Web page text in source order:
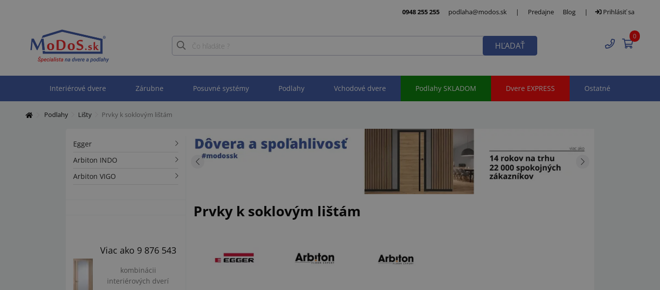
0948 255 255 podlaha@modos.sk | Predajne Blog | Prihlásiť sa
HĽADAŤ
0
Interiérové dvere Zárubne Posuvné systémy Podlahy Vchodové dvere Podlahy SKLADOM Dvere EXPRESS Ostatné
Podlahy Lišty Prvky k soklovým lištám
Egger
Arbiton INDO
Arbiton VIGO
Viac ako 9 876 543
kombinácii
interiérových dverí
Prvky k soklovým lištám